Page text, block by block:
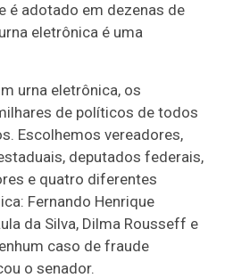
é adotado em dezenas de
eletrônica é uma
urna eletrônica, os
de políticos de todos
Escolhemos vereadores,
deputados federais,
e quatro diferentes
Fernando Henrique
da Silva, Dilma Rousseff e
caso de fraude
o senador.